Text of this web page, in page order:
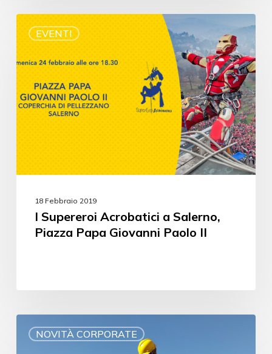
EVENTI
18 Febbraio 2019
I Supereroi Acrobatici a Salerno,
Piazza Papa Giovanni Paolo II
NOVITÀ CORPORATE